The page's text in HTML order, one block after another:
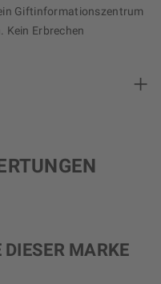
Giftinformationszentrum
Kein Erbrechen
DIESER MARKE